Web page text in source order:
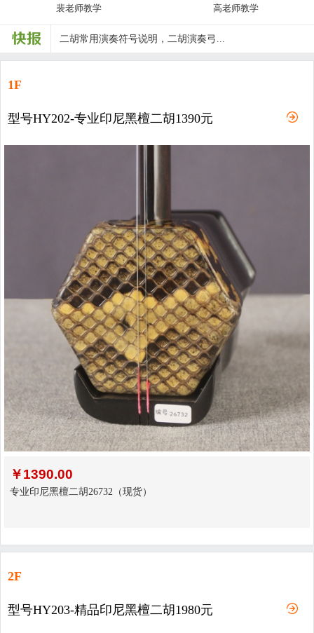
裴老师教学 高老师教学
第三届“汉韵杯”中老年业余二胡友...
汉韵二胡裴老师教学视频
二胡名曲免费下载
1F
型号HY202-专业印尼黑檀二胡1390元
￥1390.00
专业印尼黑檀二胡26732（现货）
2F
型号HY203-精品印尼黑檀二胡1980元